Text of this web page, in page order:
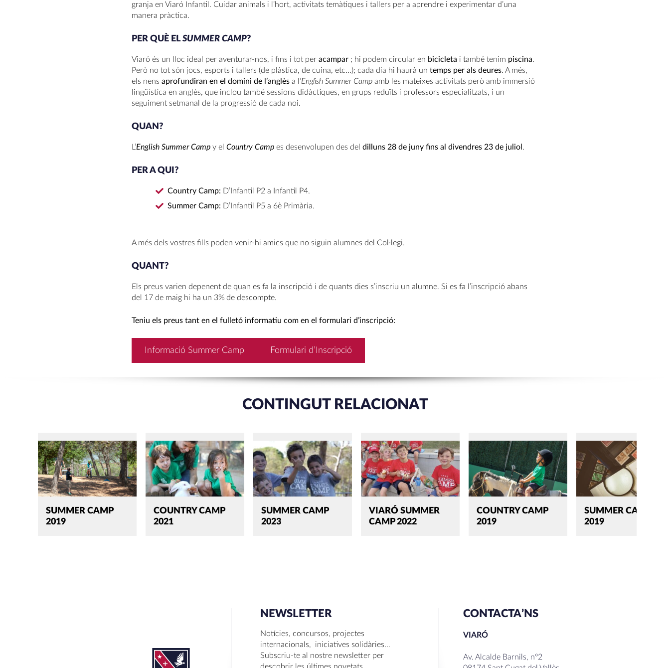
granja en Viaró Infantil. Cuidar animals i l’hort, activitats temàtiques i tallers per a aprendre i experimentar d’una
manera pràctica.
PER QUÈ ELSUMMER CAMP?
Viaró és un lloc ideal per aventurar-nos, i fins i tot per acampar ; hi podem circular en bicicleta i també tenim piscina.
Però no tot són jocs, esports i tallers (de plàstica, de cuina, etc…); cada dia hi haurà un temps per als deures. A més,
els nens aprofundiran en el domini de l’anglès a l’English Summer Camp amb les mateixes activitats però amb immersió
lingüística en anglès, que inclou també sessions didàctiques, en grups reduïts i professors especialitzats, i un
seguiment setmanal de la progressió de cada noi.
QUAN?
L’English Summer Camp y el Country Camp es desenvolupen des del dilluns 28 de juny fins al divendres 23 de juliol .
PER A QUI?
Country Camp: D’Infantil P2 a Infantil P4.
Summer Camp: D’Infantil P5 a 6è Primària.
A més dels vostres fills poden venir-hi amics que no siguin alumnes del Col·legi.
QUANT?
Els preus varien depenent de quan es fa la inscripció i de quants dies s’inscriu un alumne. Si es fa l’inscripció abans
del 17 de maig hi ha un 3% de descompte.
Teniu els preus tant en el fulletó informatiu com en el formulari d’inscripció:
Informació Summer Camp Formulari d’Inscripció
CONTINGUT RELACIONAT
SUMMER CAMP
2019
COUNTRY CAMP
2021
SUMMER CAMP
2023
VIARÓ SUMMER
CAMP 2022
COUNTRY CAMP
2019
SUMMER CAMP
2019
SEARCH
TANCAR
NEWSLETTER
Notícies, concursos, projectes
internacionals, iniciatives solidàries…
Subscriu-te al nostre newsletter per
CONTACTA’NS
VIARÓ
Av. Alcalde Barnils, nº2